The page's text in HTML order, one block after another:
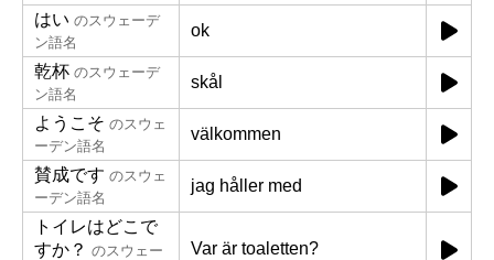
はい のスウェーデ
ン語名
ok
乾杯 のスウェーデ
ン語名
skål
ようこそ のスウェ
ーデン語名
välkommen
賛成です のスウェ
ーデン語名
jag håller med
トイレはどこで
すか？ のスウェー
Var är toaletten?